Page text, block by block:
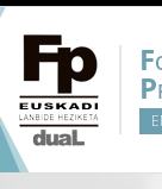
Saltar
contenido
F
P